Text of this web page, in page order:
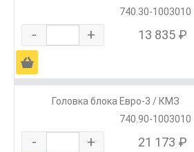
740.30-1003010
- + 13 835 ₽
Ä
Головка блока Евро-3 / КМЗ
740.90-1003010
- + 21 173 ₽